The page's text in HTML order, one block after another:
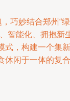
巧妙结合郑州“绿
智能化、拥抱新
式，构建一个集新
休闲于一体的复合